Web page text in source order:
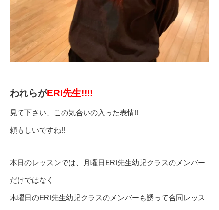
われらがERI先生!!!!
見て下さい、この気合いの入った表情!!
頼もしいですね!!
本日のレッスンでは、月曜日ERI先生幼児クラスのメンバー
だけではなく
木曜日のERI先生幼児クラスのメンバーも誘って合同レッス